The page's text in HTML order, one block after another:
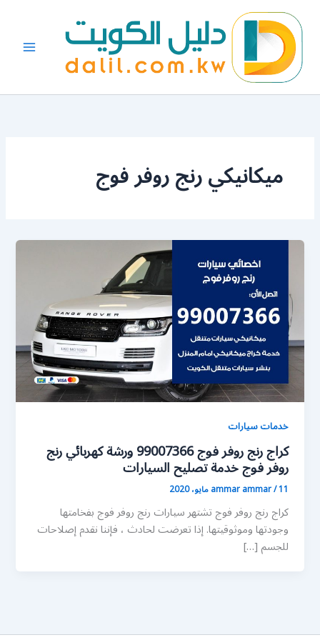
المحتوى
ميكانيكي رنج روفر فوج
خدمات سيارات
كراج رنج روفر فوج 99007366 ورشة كهربائي رنج
روفر فوج خدمة تصليح السيارات
ammar ammar/11 مايو، 2020
كراج رنج روفر فوج تشتهر سيارات رنج روفر فوج بفخامتها
وجودتها وموثوقيتها. إذا تعرضت لحادث ، فإننا نقدم إصلاحات
للجسم […]